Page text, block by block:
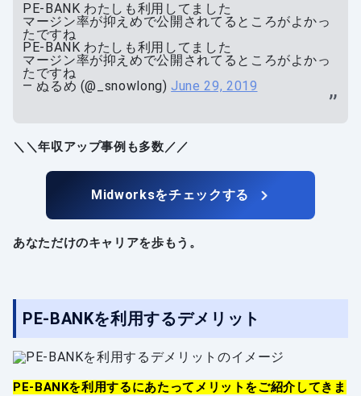
PE-BANK わたしも利用してました
マージン率が抑えめで公開されてるところがよかっ
たですね
PE-BANK わたしも利用してました
マージン率が抑えめで公開されてるところがよかっ
たですね
— ぬるめ (@_snowlong)June 29, 2019
＼＼年収アップ事例も多数／／
Midworksをチェックする
あなただけのキャリアを歩もう。
PE-BANKを利用するデメリット
PE-BANKを利用するにあたってメリットをご紹介してきま